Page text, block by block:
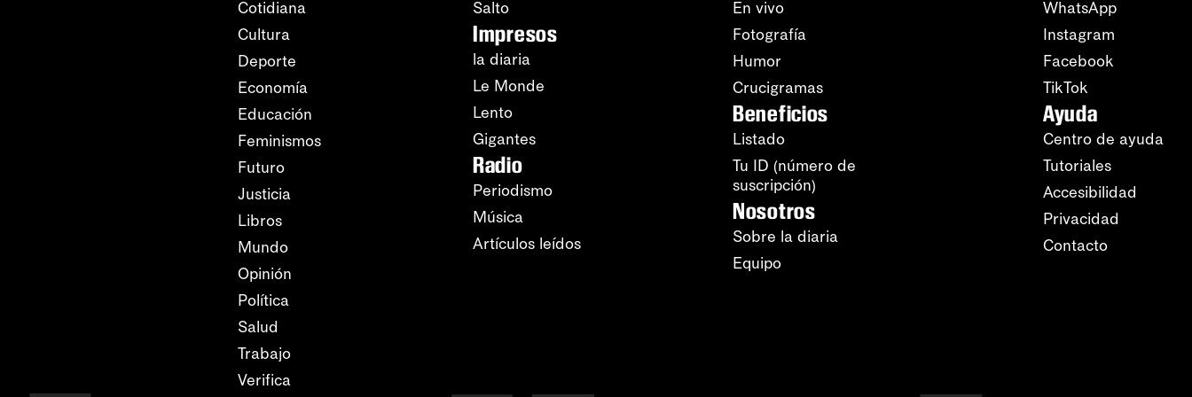
Cotidiana
Cultura
Deporte
Economía
Educación
Feminismos
Futuro
Justicia
Libros
Mundo
Opinión
Política
Salud
Trabajo
Verifica
Salto
Impresos
la diaria
Le Monde
Lento
Gigantes
Radio
Periodismo
Música
Artículos leídos
En vivo
Fotografía
Humor
Crucigramas
Beneficios
Listado
Tu ID (número de
suscripción)
Nosotros
Sobre la diaria
Equipo
WhatsApp
Instagram
Facebook
TikTok
Ayuda
Centro de ayuda
Tutoriales
Accesibilidad
Privacidad
Contacto